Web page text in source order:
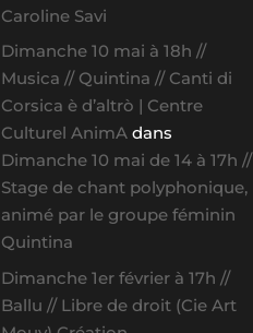
Caroline Savi
Dimanche 10 mai à 18h //
Musica // Quintina // Canti di
Corsica è d’altrò | Centre
Culturel AnimAdans
Dimanche 10 mai de 14 à 17h //
Stage de chant polyphonique,
animé par le groupe féminin
Quintina
Dimanche 1er février à 17h //
Ballu // Libre de droit (Cie Art